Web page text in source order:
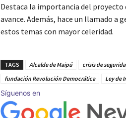
Destaca la importancia del
avance. Además, hace un llamado a
estos temas con mayor celeridad.
TAGS Alcalde de Maipú crisis de
fundación Revolución Democrática
Ley de
Síguenos en